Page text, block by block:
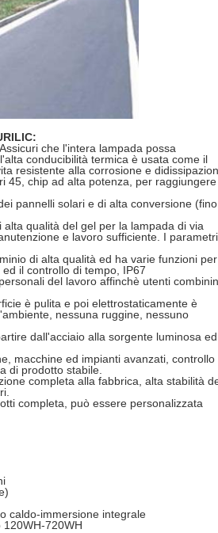
che l'intera lampada possa
conducibilità termica è usata come il
resistente alla corrosione e
45, chip ad alta potenza, per
pannelli solari e di alta conversione
qualità del gel per la lampada di via
e lavoro sufficiente. I parametri
di alta qualità ed ha varie funzioni per
il controllo di tempo, IP67
del lavoro affinchè utenti
è pulita e poi elettrostaticamente è
nessuna ruggine, nessuno
dall'acciaio alla sorgente luminosa ed
macchine ed impianti avanzati, controllo
di prodotto stabile.
completa alla fabbrica, alta stabilità
completa, può essere personalizzata
caldo-immersione integrale
720WH